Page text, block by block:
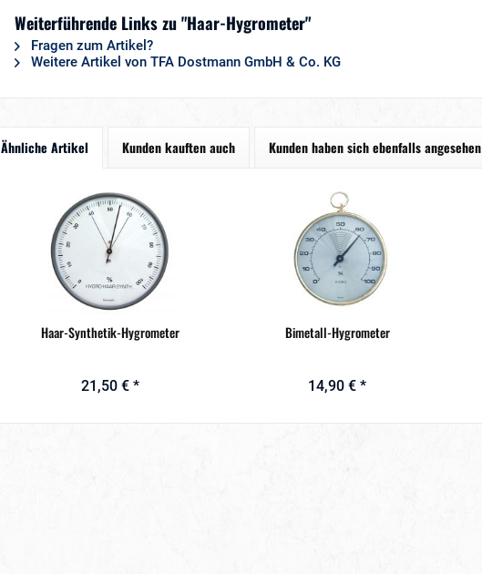
Weiterführende Links zu "Haar-Hygrometer"
Fragen zum Artikel?
Weitere Artikel von TFA Dostmann GmbH & Co. KG
Ähnliche Artikel Kunden kauften auch Kunden haben sich ebenfalls angesehen
Haar-Synthetik-Hygrometer
21,50 € *
Bimetall-Hygrometer
14,90 € *